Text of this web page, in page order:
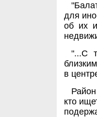
для
об их
"...С
в
кто